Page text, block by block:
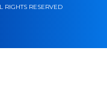
RIGHTS RESERVED